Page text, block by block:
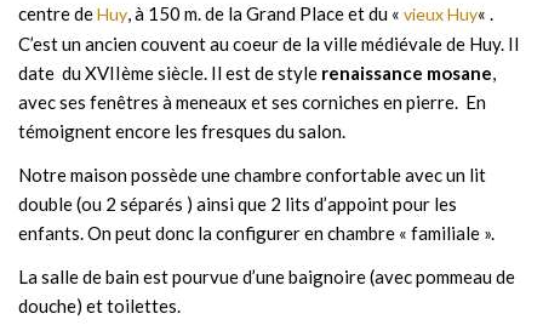
centre deHuy, à 150 m. de la Grand Place et du « vieux Huy« .
C’est un ancien couvent au coeur de la ville médiévale de Huy. Il
date du XVIIème siècle. Il est de style renaissance mosane,
avec ses fenêtres à meneaux et ses corniches en pierre. En
témoignent encore les fresques du salon.
Notre maison possède une chambre confortable avec un lit
double (ou 2 séparés ) ainsi que 2 lits d’appoint pour les
enfants. On peut donc la configurer en chambre « familiale ».
La salle de bain est pourvue d’une baignoire (avec pommeau de
douche) et toilettes.